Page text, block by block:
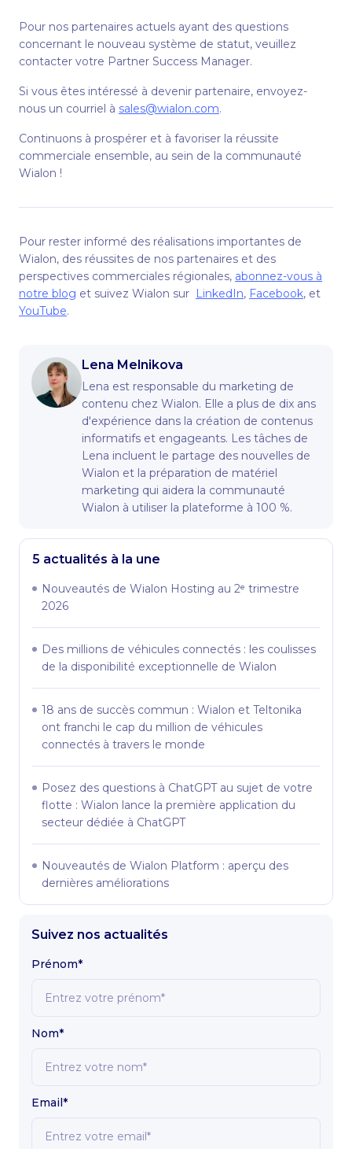
Pour nos partenaires actuels ayant des questions
concernant le nouveau système de statut, veuillez
contacter votre Partner Success Manager.
Si vous êtes intéressé à devenir partenaire, envoyez-
nous un courriel à sales@wialon.com.
Continuons à prospérer et à favoriser la réussite
commerciale ensemble, au sein de la communauté
Wialon !
Pour rester informé des réalisations importantes de
Wialon, des réussites de nos partenaires et des
perspectives commerciales régionales, abonnez-vous à
notre blog et suivez Wialon sur LinkedIn, Facebook, et
YouTube.
Lena Melnikova
Lena est responsable du marketing de
contenu chez Wialon. Elle a plus de dix ans
d'expérience dans la création de contenus
informatifs et engageants. Les tâches de
Lena incluent le partage des nouvelles de
Wialon et la préparation de matériel
marketing qui aidera la communauté
Wialon à utiliser la plateforme à 100 %.
5 actualités à la une
Nouveautés de Wialon Hosting au 2ᵉ trimestre
2026
Des millions de véhicules connectés : les coulisses
de la disponibilité exceptionnelle de Wialon
18 ans de succès commun : Wialon et Teltonika
ont franchi le cap du million de véhicules
connectés à travers le monde
Posez des questions à ChatGPT au sujet de votre
flotte : Wialon lance la première application du
secteur dédiée à ChatGPT
Nouveautés de Wialon Platform : aperçu des
dernières améliorations
Suivez nos actualités
Prénom*
Nom*
Email*